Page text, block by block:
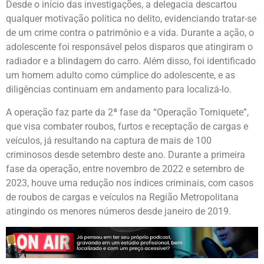
Desde o início das investigações, a delegacia descartou
qualquer motivação política no delito, evidenciando tratar-se
de um crime contra o patrimônio e a vida. Durante a ação, o
adolescente foi responsável pelos disparos que atingiram o
radiador e a blindagem do carro. Além disso, foi identificado
um homem adulto como cúmplice do adolescente, e as
diligências continuam em andamento para localizá-lo.
A operação faz parte da 2ª fase da “Operação Torniquete”,
que visa combater roubos, furtos e receptação de cargas e
veículos, já resultando na captura de mais de 100
criminosos desde setembro deste ano. Durante a primeira
fase da operação, entre novembro de 2022 e setembro de
2023, houve uma redução nos índices criminais, com casos
de roubos de cargas e veículos na Região Metropolitana
atingindo os menores números desde janeiro de 2019.